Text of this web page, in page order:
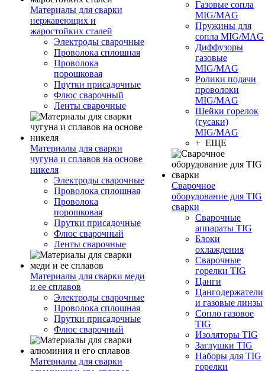
Материалы для сварки
нержавеющих и
жаростойких сталей
Электроды сварочные
Проволока сплошная
Проволока
порошковая
Прутки присадочные
Флюс сварочный
Ленты сварочные
Материалы для сварки
чугуна и сплавов на основе
никеля
Электроды сварочные
Проволока сплошная
Проволока
порошковая
Прутки присадочные
Флюс сварочный
Ленты сварочные
Материалы для сварки меди
и ее сплавов
Электроды сварочные
Проволока сплошная
Прутки присадочные
Флюс сварочный
Материалы для сварки
Газовые сопла
MIG/MAG
Пружины для
сопла MIG/MAG
Диффузоры
газовые
MIG/MAG
Ролики подачи
проволоки
MIG/MAG
Шейки горелок
(гусаки)
MIG/MAG
+ ЕЩЕ
Сварочное
оборудование для TIG
сварки
Сварочные
аппараты TIG
Блоки
охлаждения
Сварочные
горелки TIG
Цанги
Цангодержатели
и газовые линзы
Сопло газовое
TIG
Изоляторы TIG
Заглушки TIG
Наборы для TIG
горелки